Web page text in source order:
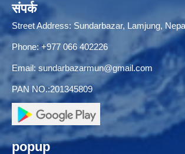
संपर्क
Street Address: Sundarbazar, Lamjung,
Phone: +977 066 402226
Email: sundarbazarmun@gmail.com
PAN NO.:201345809
popup